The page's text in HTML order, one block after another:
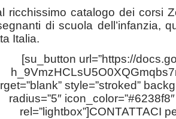
ricchissimo catalogo dei corsi
di scuola dell’infanzia,
Italia.
[su_button url=”https://
style=”stroked”
radius=”5″
rel=”lightbox”]CONTATTACI